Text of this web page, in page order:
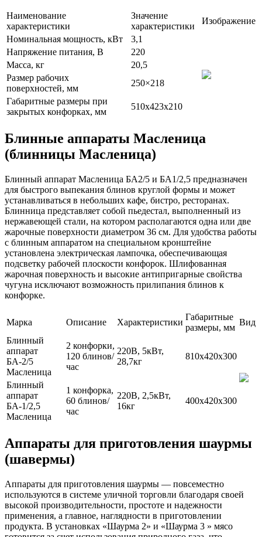
Наименование
характеристики
Значение
характеристики
Изображение
Номинальная мощность, кВт
3,1
Напряжение питания, В
220
Масса, кг
20,5
Размер рабочих
поверхностей, мм
250×218
Габаритные размеры при
закрытых конфорках, мм
510x423x210
Блинные аппараты Масленица
(блинницы Масленица)
Блинный аппарат Масленица БА2/5 и БА1/2,5 предназначен
для быстрого выпекания блинов круглой формы и может
устанавливаться в небольших кафе, бистро, ресторанах.
Блинница представляет собой пьедестал, выполненный из
нержавеющей стали, на котором располагаются одна или две
жарочные поверхности диаметром 36 см. Для удобства работы
с блинным аппаратом на специальном кронштейне
установлена электрическая лампочка, обеспечивающая
подсветку рабочей плоскости конфорок. Шлифованная
жарочная поверхность и высокие антипригарные свойства
чугуна исключают возможность прилипания блинов к
конфорке.
Марка Описание Характеристики
Габаритные
размеры, мм
Вид
Блинный
аппарат
БА-2/5
Масленица
2 конфорки,
120 блинов/
час
220В, 5кВт,
28,7кг
810х420х300
Блинный
аппарат
БА-1/2,5
Масленица
1 конфорка,
60 блинов/
час
220В, 2,5кВт,
16кг
400х420х300
Аппараты для приготовления шаурмы
(шавермы)
Аппараты для приготовления шаурмы — повсеместно
используются в системе уличной торговли благодаря своей
высокой производительности, простоте и надежности
применения, а главное, наглядности в приготовлении
продукта. В установках «Шаурма 2» и «Шаурма 3 » мясо